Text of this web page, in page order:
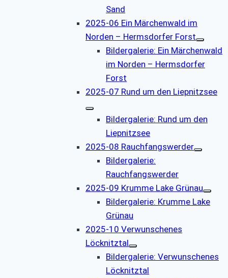
Sand
2025-06 Ein Märchenwald im
Norden – Hermsdorfer Forst
Bildergalerie: Ein Märchenwald
im Norden – Hermsdorfer
Forst
2025-07 Rund um den Liepnitzsee
Bildergalerie: Rund um den
Liepnitzsee
2025-08 Rauchfangswerder
Bildergalerie:
Rauchfangswerder
2025-09 Krumme Lake Grünau
Bildergalerie: Krumme Lake
Grünau
2025-10 Verwunschenes
Löcknitztal
Bildergalerie: Verwunschenes
Löcknitztal